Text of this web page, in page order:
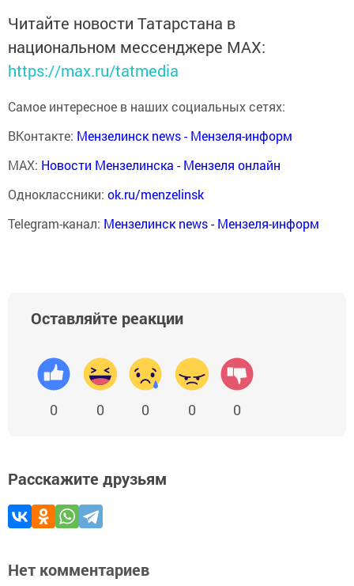
Читайте новости Татарстана в
национальном мессенджере MАХ:
https://max.ru/tatmedia
Самое интересное в наших социальных сетях:
ВКонтакте: Мензелинск news - Мензеля-информ
MAX: Новости Мензелинска - Мензеля онлайн
Одноклассники: ok.ru/menzelinsk
Telegram-канал: Мензелинск news - Мензеля-информ
Оставляйте реакции
0 0 0 0 0
Расскажите друзьям
Нет комментариев